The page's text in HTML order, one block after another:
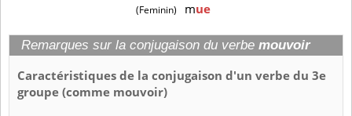
(Feminin) mue
Remarques sur la conjugaison du verbe mouvoir
Caractéristiques de la conjugaison d'un verbe du 3e
groupe (comme mouvoir)